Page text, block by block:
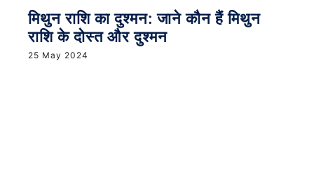
मिथुन राशि का दुश्मन: जाने कौन हैं मिथुन
राशि के दोस्त और दुश्मन
25 May 2024